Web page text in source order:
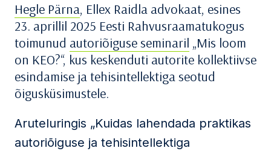
Hegle Pärna, Ellex Raidla advokaat, esines
23. aprillil 2025 Eesti Rahvusraamatukogus
toimunud autoriõiguse seminaril „Mis loom
on KEO?“, kus keskenduti autorite kollektiivse
esindamise ja tehisintellektiga seotud
õigusküsimustele.
Aruteluringis „Kuidas lahendada praktikas
autoriõiguse ja tehisintellektiga